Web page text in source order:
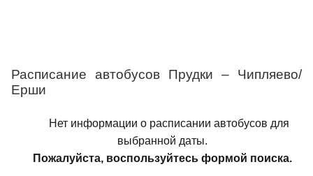
Расписание автобусов Прудки – Чипляево/
Ерши
Нет информации о расписании автобусов для
выбранной даты.
Пожалуйста, воспользуйтесь формой поиска.